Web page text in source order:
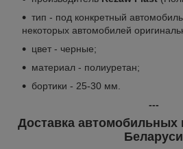
тип - под конкретный
некоторых автомобилей
цвет - черные;
материал - полиуретан;
бортики - 25-30 мм.
---
Доставка автомобильных
Беларуси